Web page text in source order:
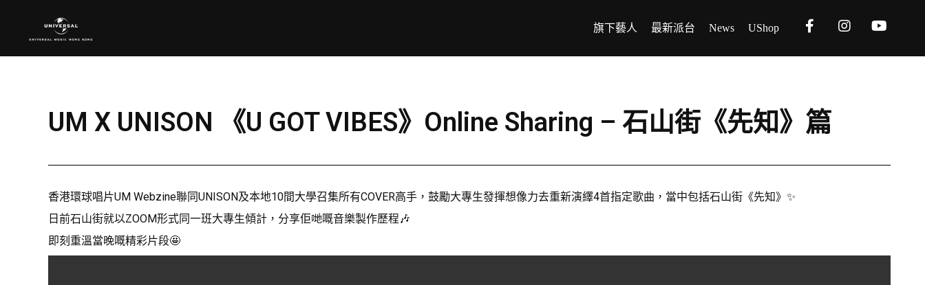
旗下藝人 最新派台 News UShop
UM X UNISON 《U GOT VIBES》Online Sharing – 石山街《先知》篇
香港環球唱片UM Webzine聯同UNISON及本地10間大學召集所有COVER高手，鼓勵大專生發揮想像力去重新演繹4首指定歌曲，當中包括石山街《先知》✨
日前石山街就以ZOOM形式同一班大專生傾計，分享佢哋嘅音樂製作歷程🎶
即刻重溫當晚嘅精彩片段🤩